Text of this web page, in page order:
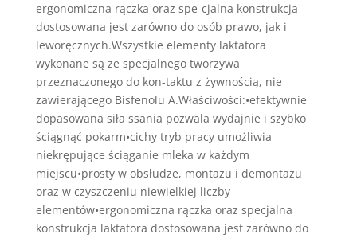
ergonomiczna rączka oraz spe-cjalna konstrukcja
dostosowana jest zarówno do osób prawo, jak i
leworęcznych.Wszystkie elementy laktatora
wykonane są ze specjalnego tworzywa
przeznaczonego do kon-taktu z żywnością, nie
zawierającego Bisfenolu A.Właściwości:•efektywnie
dopasowana siła ssania pozwala wydajnie i szybko
ściągnąć pokarm•cichy tryb pracy umożliwia
niekrępujące ściąganie mleka w każdym
miejscu•prosty w obsłudze, montażu i demontażu
oraz w czyszczeniu niewielkiej liczby
elementów•ergonomiczna rączka oraz specjalna
konstrukcja laktatora dostosowana jest zarówno do